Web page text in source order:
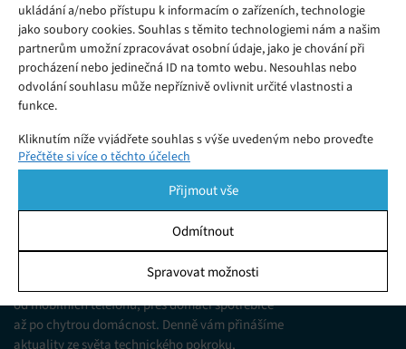
ukládání a/nebo přístupu k informacím o zařízeních, technologie
jako soubory cookies. Souhlas s těmito technologiemi nám a našim
partnerům umožní zpracovávat osobní údaje, jako je chování při
procházení nebo jedinečná ID na tomto webu. Nesouhlas nebo
odvolání souhlasu může nepříznivě ovlivnit určité vlastnosti a
funkce.
Kliknutím níže vyjádřete souhlas s výše uvedeným nebo proveďte
podrobnější rozhodnutí. Vaše volby budou použity pouze na tomto
pomocí přepínačů v Zásadách cookies nebo kliknutím na tlačítko
Spravovat souhlas ve spodní části obrazovky.
Ukládání a/nebo přístup k informacím v zařízení, Porozumění
publiku prostřednictvím statistik nebo kombinací údajů z
různých zdrojů.
Přečtěte si více o těchto účelech
Přijmout vše
Odmítnout
Spravovat možnosti
Před několika měsíci společnost Capcom prozradila, že chystá
již šestý díl bojové série Street Fighter.
Jsme web zajímající se o technologické novinky
od mobilních telefonů, přes domácí spotřebiče
až po chytrou domácnost. Denně vám přinášíme
aktuality ze světa technického pokroku,